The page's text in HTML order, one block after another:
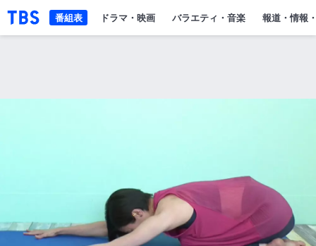
「TBSテレビ」トップページ
ドラマ・映画 バラエティ・音楽 報道・情報
番組表